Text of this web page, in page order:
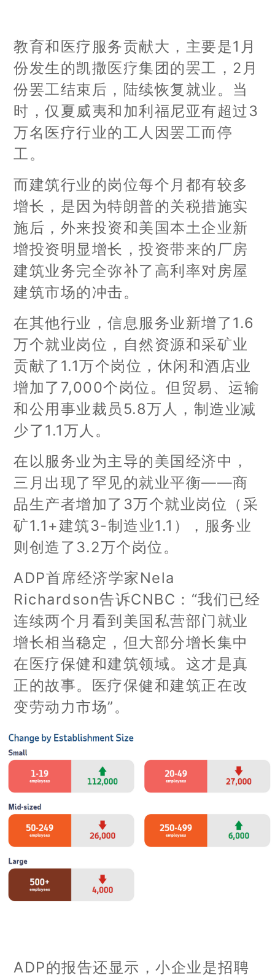
教育和医疗服务贡献大，主要是1月
份发生的凯撒医疗集团的罢工，2月
份罢工结束后，陆续恢复就业。当
时，仅夏威夷和加利福尼亚有超过3
万名医疗行业的工人因罢工而停
工。
而建筑行业的岗位每个月都有较多
增长，是因为特朗普的关税措施实
施后，外来投资和美国本土企业新
增投资明显增长，投资带来的厂房
建筑业务完全弥补了高利率对房屋
建筑市场的冲击。
在其他行业，信息服务业新增了1.6
万个就业岗位，自然资源和采矿业
贡献了1.1万个岗位，休闲和酒店业
增加了7,000个岗位。但贸易、运输
和公用事业裁员5.8万人，制造业减
少了1.1万人。
在以服务业为主导的美国经济中，
三月出现了罕见的就业平衡——商
品生产者增加了3万个就业岗位（采
矿1.1+建筑3-制造业1.1），服务业
则创造了3.2万个岗位。
ADP首席经济学家Nela
Richardson告诉CNBC：“我们已经
连续两个月看到美国私营部门就业
增长相当稳定，但大部分增长集中
在医疗保健和建筑领域。这才是真
正的故事。医疗保健和建筑正在改
变劳动力市场”。
ADP的报告还显示，小企业是招聘